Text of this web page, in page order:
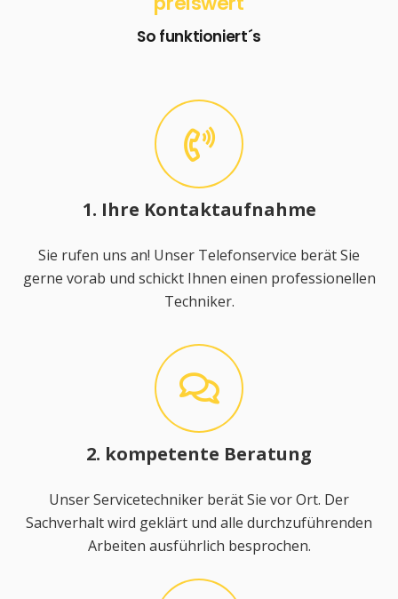
So funktioniert´s
1. Ihre Kontaktaufnahme
Sie rufen uns an! Unser Telefonservice berät Sie
gerne vorab und schickt Ihnen einen professionellen
Techniker.
2. kompetente Beratung
Unser Servicetechniker berät Sie vor Ort. Der
Sachverhalt wird geklärt und alle durchzuführenden
Arbeiten ausführlich besprochen.